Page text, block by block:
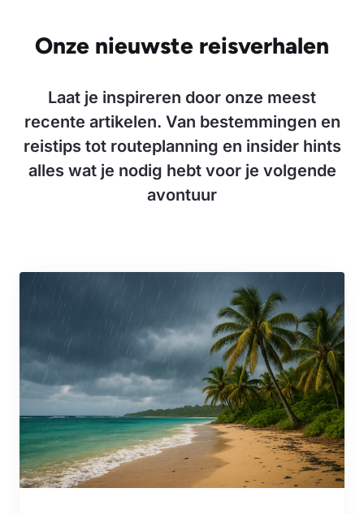
Onze nieuwste reisverhalen
Laat je inspireren door onze meest
recente artikelen. Van bestemmingen en
reistips tot routeplanning en insider hints
alles wat je nodig hebt voor je volgende
avontuur